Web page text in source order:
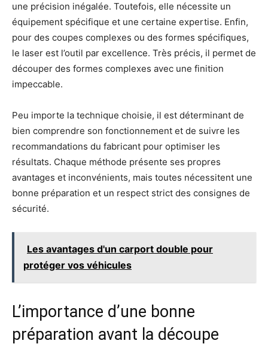
une précision inégalée. Toutefois, elle nécessite un
équipement spécifique et une certaine expertise. Enfin,
pour des coupes complexes ou des formes spécifiques,
le laser est l’outil par excellence. Très précis, il permet de
découper des formes complexes avec une finition
impeccable.
Peu importe la technique choisie, il est déterminant de
bien comprendre son fonctionnement et de suivre les
recommandations du fabricant pour optimiser les
résultats. Chaque méthode présente ses propres
avantages et inconvénients, mais toutes nécessitent une
bonne préparation et un respect strict des consignes de
sécurité.
Les avantages d'un carport double pour
protéger vos véhicules
L’importance d’une bonne
préparation avant la découpe